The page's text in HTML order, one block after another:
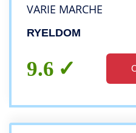
VARIE MARCHE
RYELDOM
9.6